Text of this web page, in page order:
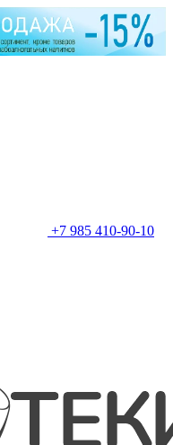
+7 985 410-90-10